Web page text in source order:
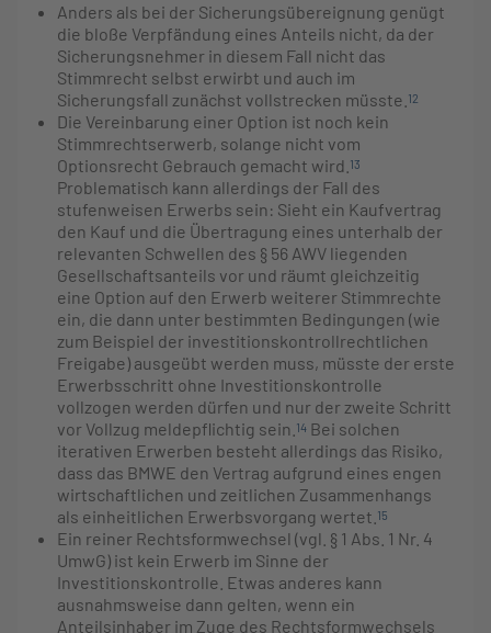
Anders als bei der Sicherungsübereignung genügt
die bloße Verpfändung eines Anteils nicht, da der
Sicherungsnehmer in diesem Fall nicht das
Stimmrecht selbst erwirbt und auch im
Sicherungsfall zunächst vollstrecken müsste. 12
Die Vereinbarung einer Option ist noch kein
Stimmrechtserwerb, solange nicht vom
Optionsrecht Gebrauch gemacht wird. 13
Problematisch kann allerdings der Fall des
stufenweisen Erwerbs sein: Sieht ein Kaufvertrag
den Kauf und die Übertragung eines unterhalb der
relevanten Schwellen des § 56 AWV liegenden
Gesellschaftsanteils vor und räumt gleichzeitig
eine Option auf den Erwerb weiterer Stimmrechte
ein, die dann unter bestimmten Bedingungen (wie
zum Beispiel der investitionskontrollrechtlichen
Freigabe) ausgeübt werden muss, müsste der erste
Erwerbsschritt ohne Investitionskontrolle
vollzogen werden dürfen und nur der zweite Schritt
vor Vollzug meldepflichtig sein. 14 Bei solchen
iterativen Erwerben besteht allerdings das Risiko,
dass das BMWE den Vertrag aufgrund eines engen
wirtschaftlichen und zeitlichen Zusammenhangs
als einheitlichen Erwerbsvorgang wertet. 15
Ein reiner Rechtsformwechsel (vgl. § 1 Abs. 1 Nr. 4
UmwG) ist kein Erwerb im Sinne der
Investitionskontrolle. Etwas anderes kann
ausnahmsweise dann gelten, wenn ein
Anteilsinhaber im Zuge des Rechtsformwechsels